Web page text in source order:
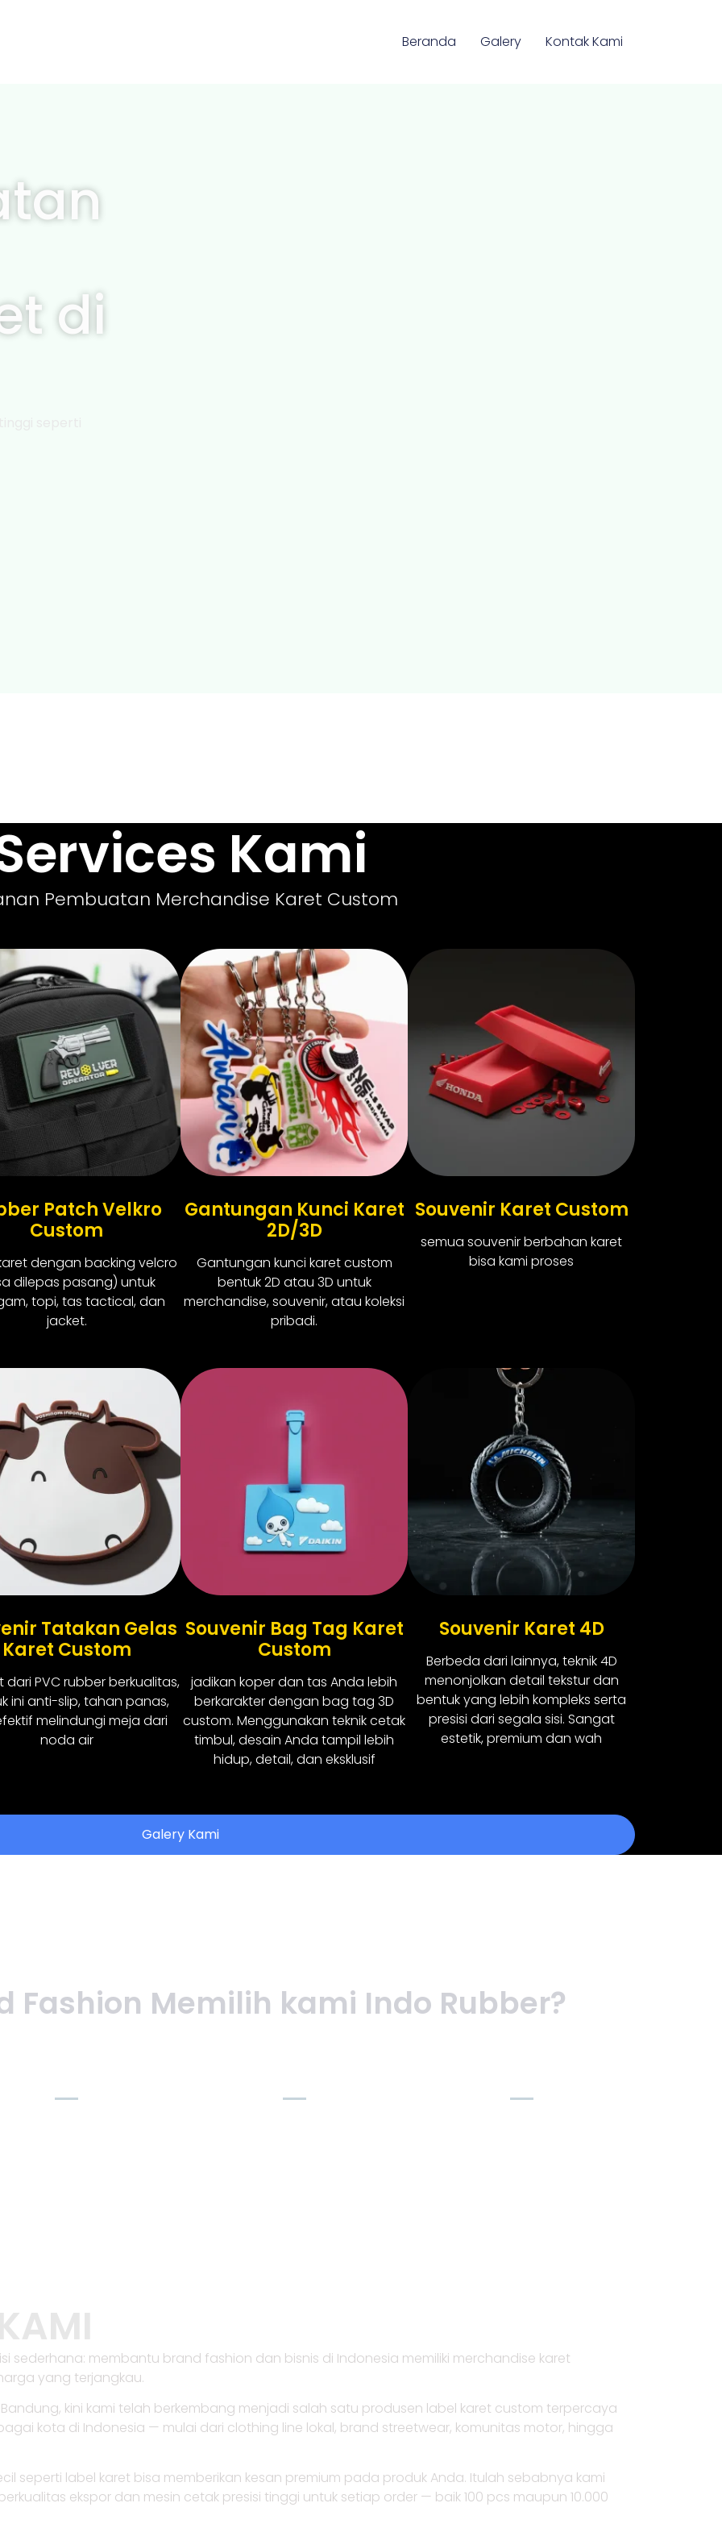
Beranda Galery Kontak Kami
di
Kami
Pembuatan Merchandise Karet Custom
Patch Velkro
Custom
dengan backing velcro
dilepas pasang) untuk
topi, tas tactical, dan
jacket.
Gantungan Kunci Karet
2D/3D
Gantungan kunci karet custom
bentuk 2D atau 3D untuk
merchandise, souvenir, atau koleksi
pribadi.
Souvenir Karet Custom
semua souvenir berbahan karet
bisa kami proses
Tatakan Gelas
Karet Custom
dari PVC rubber berkualitas,
ini anti-slip, tahan panas,
melindungi meja dari
noda air
Souvenir Bag Tag Karet
Custom
jadikan koper dan tas Anda lebih
berkarakter dengan bag tag 3D
custom. Menggunakan teknik cetak
timbul, desain Anda tampil lebih
hidup, detail, dan eksklusif
Souvenir Karet 4D
Berbeda dari lainnya, teknik 4D
menonjolkan detail tekstur dan
bentuk yang lebih kompleks serta
presisi dari segala sisi. Sangat
estetik, premium dan wah
Galery Kami
Fashion Memilih kami Indo Rubber?
sederhana: membantu brand fashion dan bisnis di Indonesia memiliki merchandise karet
yang terjangkau.
kini kami telah berkembang menjadi salah satu produsen label karet custom terpercaya
kota di Indonesia — mulai dari clothing line lokal, brand streetwear, komunitas motor, hingga
seperti label karet bisa memberikan kesan premium pada produk Anda. Itulah sebabnya kami
ekspor dan mesin cetak presisi tinggi untuk setiap order — baik 100 pcs maupun 10.000